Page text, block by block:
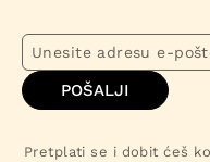
POŠALJI
Pretplati se i dobit ćeš